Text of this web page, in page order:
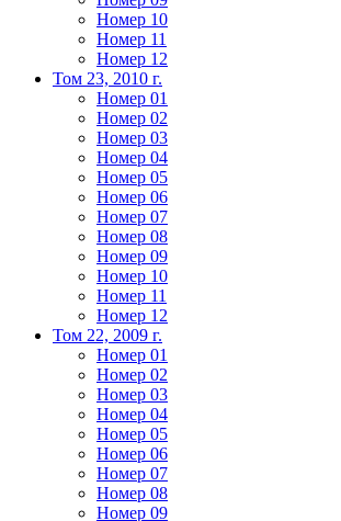
Номер 10
Номер 11
Номер 12
Том 23, 2010 г.
Номер 01
Номер 02
Номер 03
Номер 04
Номер 05
Номер 06
Номер 07
Номер 08
Номер 09
Номер 10
Номер 11
Номер 12
Том 22, 2009 г.
Номер 01
Номер 02
Номер 03
Номер 04
Номер 05
Номер 06
Номер 07
Номер 08
Номер 09